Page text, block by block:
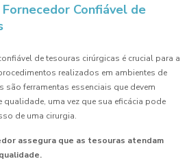
Confiável de
de tesouras cirúrgicas é crucial para a
realizados em ambientes de
são ferramentas essenciais que devem
uma vez que sua eficácia pode
de uma cirurgia.
assegura que as tesouras atendam